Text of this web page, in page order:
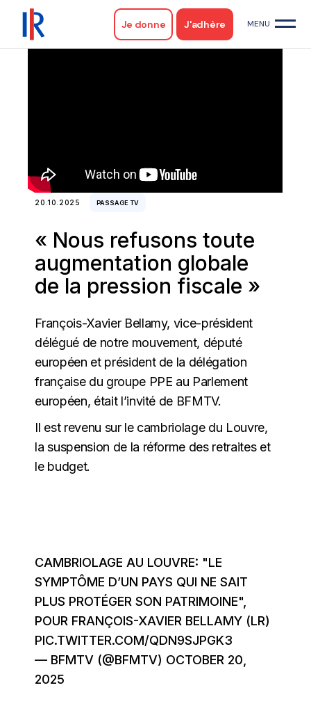
Je donne J'adhère
20.10.2025 PASSAGE TV
« Nous refusons toute
augmentation globale
de la pression fiscale »
François-Xavier Bellamy, vice-président
délégué de notre mouvement, député
européen et président de la délégation
française du groupe PPE au Parlement
européen, était l’invité de BFMTV.
Il est revenu sur le cambriolage du Louvre,
la suspension de la réforme des retraites et
le budget.
CAMBRIOLAGE AU LOUVRE: "LE
SYMPTÔME D’UN PAYS QUI NE SAIT
PLUS PROTÉGER SON PATRIMOINE",
POUR FRANÇOIS-XAVIER BELLAMY (LR)
PIC.TWITTER.COM/QDN9SJPGK3
— BFMTV (@BFMTV) OCTOBER 20,
2025